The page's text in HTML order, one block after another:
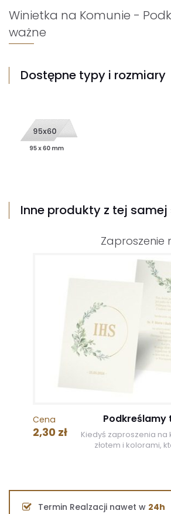
Winietka na Komunie -
ważne
Dostępne typy i rozmiary
Inne produkty z tej samej
Zaproszenie
Cena
2,30 zł
Podkreślamy
Kiedyś zaproszenia na
złotem i kolorami,
Termin Realzacji nawet w 24h